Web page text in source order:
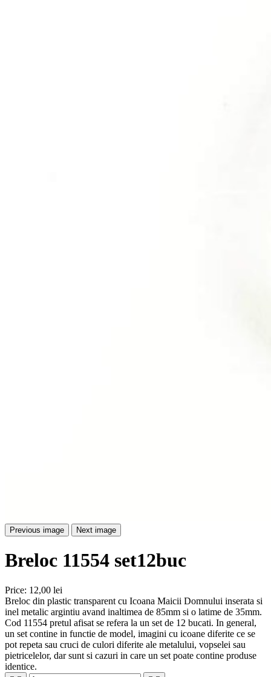
Previous image Next image
Breloc 11554 set12buc
Price: 12,00 lei
Breloc din plastic transparent cu Icoana Maicii Domnului inserata si
inel metalic argintiu avand inaltimea de 85mm si o latime de 35mm.
Cod 11554 pretul afisat se refera la un set de 12 bucati. In general,
un set contine in functie de model, imagini cu icoane diferite ce se
pot repeta sau cruci de culori diferite ale metalului, vopselei sau
pietricelelor, dar sunt si cazuri in care un set poate contine produse
identice.